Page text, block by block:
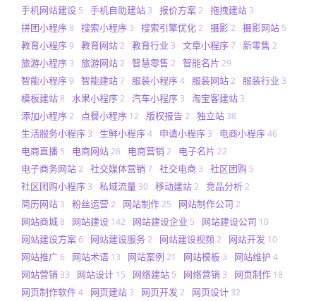
手机网站建设 5 手机自助建站 3 报价方案2 拖拽建站 3
拼团小程序8 搜索小程序 3 搜索引擎优化2 摄影2 摄影网站 5
教育小程序9 教育网站2 教育行业 3 文章小程序7 新零售 2
旅游小程序 3 旅游网站2 智慧零售 2 智能名片 29
智能小程序9 智能建站7 服装小程序4 服装网站2 服装行业 3
模板建站8 水果小程序2 汽车小程序 3 淘宝客建站 3
添加小程序2 点餐小程序 12 版权报告2 独立站 38
生活服务小程序 3 生鲜小程序4 申请小程序 3 电商小程序46
电商直播 5 电商网站26 电商营销 2 电子名片 22
电子商务网站2 社交媒体营销 7 社交电商 3 社区团购 5
社区团购小程序 3 私域流量 30 移动建站2 竞品分析2
简历网站 3 粉丝运营2 网站制作25 网站制作公司 2
网站商城8 网站建设 142 网站建设企业 5 网站建设公司 10
网站建设方案6 网站建设服务2 网站建设视频2 网站开发 10
网站推广6 网站术语 13 网站案例 21 网站模板 3 网站维护 4
网站营销 33 网站设计 15 网络建站 5 网络营销 3 网页制作 18
网页制作软件4 网页建站 3 网页开发 2 网页设计 32